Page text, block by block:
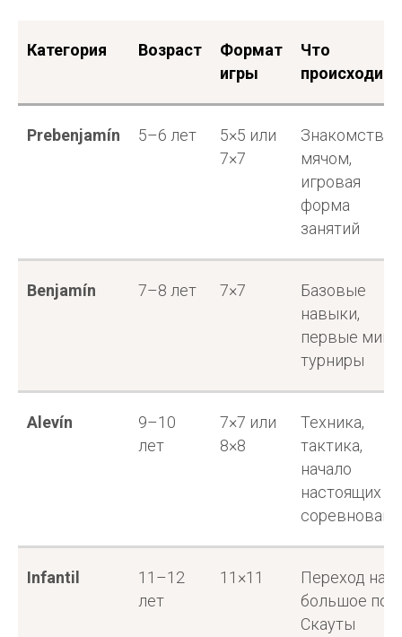
Категория Возраст
Формат
игры
Что
происходит
Prebenjamín 5–6 лет
5×5 или
7×7
Знакомство
мячом,
игровая
форма
занятий
Benjamín 7–8 лет 7×7
Базовые
навыки,
первые
турниры
Alevín
9–10
лет
7×7 или
8×8
Техника,
тактика,
начало
настоящих
Infantil
11–12
лет
11×11
Переход на
большое
Скауты